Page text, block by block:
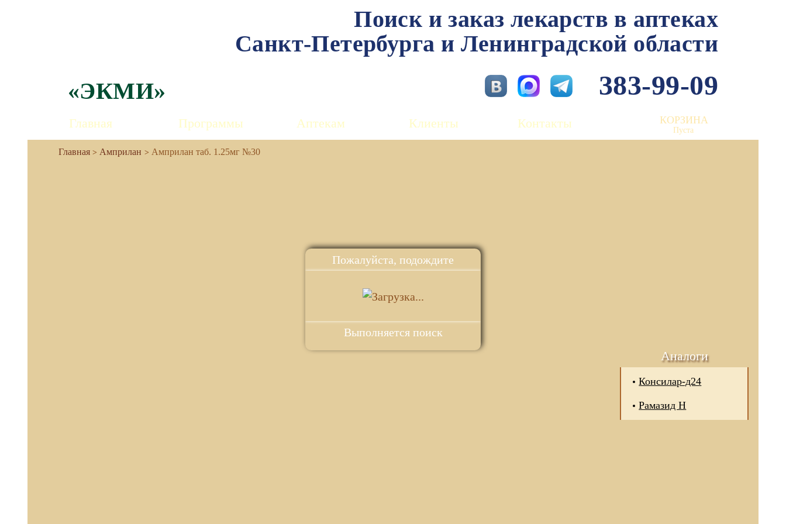
Пожалуйста, подождите
Выполняется поиск
Поиск и заказ лекарств в аптеках
Санкт-Петербурга и Ленинградской области
383-99-09
«ЭКМИ»
Главная Программы Аптекам Клиенты Контакты КОРЗИНА
Пуста
Амприлан Амприлан таб. 1.25мг №30
Аналоги
Консилар-д24
Рамазид Н